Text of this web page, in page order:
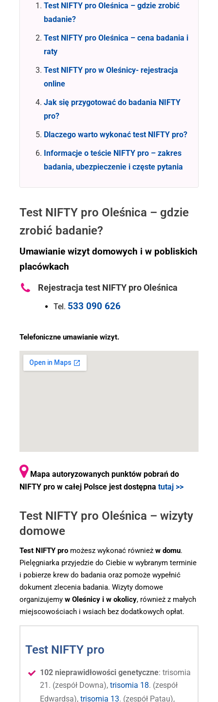
Test NIFTY pro Oleśnica – gdzie zrobić
badanie?
Test NIFTY pro Oleśnica – cena badania i
raty
Test NIFTY pro w Oleśnicy- rejestracja
online
Jak się przygotować do badania NIFTY
pro?
Dlaczego warto wykonać test NIFTY pro?
Informacje o teście NIFTY pro – zakres
badania, ubezpieczenie i częste pytania
Test NIFTY pro Oleśnica – gdzie
zrobić badanie?
Umawianie wizyt domowych i w pobliskich
placówkach
Rejestracja test NIFTY pro Oleśnica
Tel. 533 090 626
Telefoniczne umawianie wizyt.
Mapa autoryzowanych punktów pobrań do
NIFTY pro w całej Polsce jest dostępna tutaj >>
Test NIFTY pro Oleśnica – wizyty
domowe
Test NIFTY pro możesz wykonać również w domu.
Pielęgniarka przyjedzie do Ciebie w wybranym terminie
i pobierze krew do badania oraz pomoże wypełnić
dokument zlecenia badania. Wizyty domowe
organizujemy w Oleśnicy i w okolicy, również z małych
miejscowościach i wsiach bez dodatkowych opłat.
Test NIFTY pro
102 nieprawidłowości genetyczne: trisomia
21. (zespół Downa), trisomia 18. (zespół
Edwardsa), trisomia 13. (zespół Patau),